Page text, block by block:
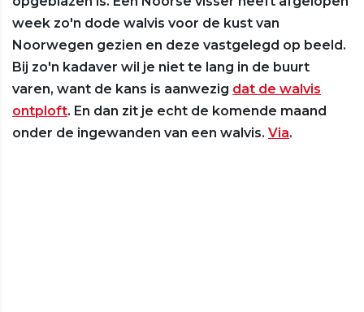
week zo'n dode walvis voor de kust van
Noorwegen gezien en deze vastgelegd op beeld.
Bij zo'n kadaver wil je niet te lang in de buurt
varen, want de kans is aanwezig dat de walvis
ontploft. En dan zit je echt de komende maand
onder de ingewanden van een walvis. Via.